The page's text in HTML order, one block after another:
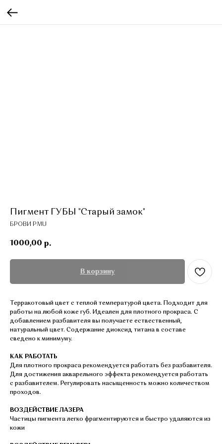
Пигмент ГУБЫ "Старый замок"
БРОВИ PMU
1000,00 р.
В корзину
Терракотовый цвет с теплой температурой цвета. Подходит для
работы на любой коже губ. Идеален для плотного прокраса. С
добавлением разбавителя вы получаете ествественный,
натуральный цвет. Содержание диоксид титана в составе
сведено к минимуму.
КАК РАБОТАТЬ
Для плотного прокраса рекомендуется работать без разбавителя.
Для достижения акварельного эффекта рекомендуется работать
с разбавителем. Регулировать насыщенность можно количеством
проходов.
ВОЗДЕЙСТВИЕ ЛАЗЕРА
Частицы пигмента легко фрагментируются и быстро удаляются из
кожи